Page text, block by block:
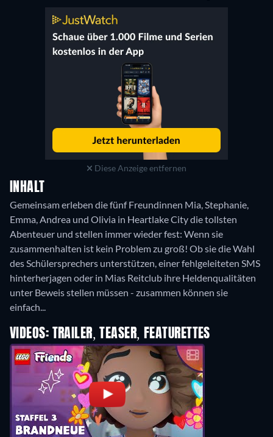
Diese Anzeige entfernen
INHALT
Gemeinsam erleben die fünf Freundinnen Mia, Stephanie,
Emma, Andrea und Olivia in Heartlake City die tollsten
Abenteuer und stellen immer wieder fest: Wenn sie
zusammenhalten ist kein Problem zu groß! Ob sie die Wahl
des Schülersprechers unterstützen, einer fehlgeleiteten SMS
hinterherjagen oder in Mias Reitclub ihre Heldenqualitäten
unter Beweis stellen müssen - zusammen können sie
einfach...
VIDEOS: TRAILER, TEASER, FEATURETTES